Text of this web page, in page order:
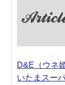
D&E（ウネ
いたまスー